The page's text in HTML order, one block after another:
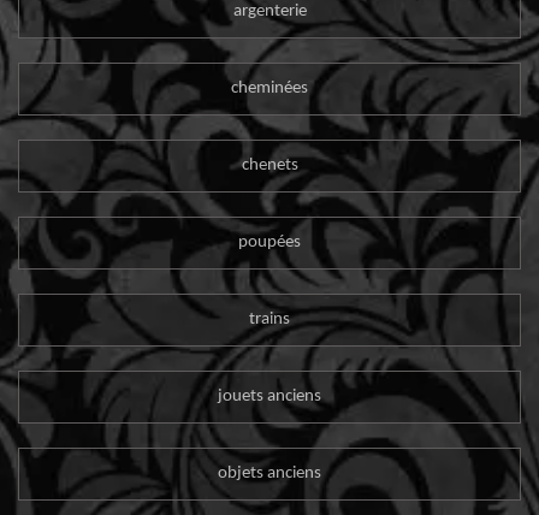
argenterie
cheminées
chenets
poupées
trains
jouets anciens
objets anciens